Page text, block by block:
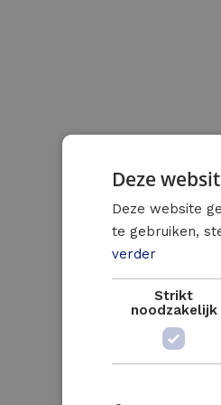
Deze
Deze website
te gebruiken,
verder
Strikt
noodzakelijk